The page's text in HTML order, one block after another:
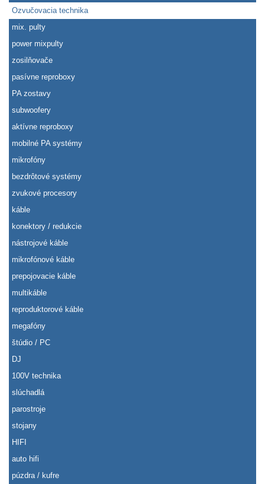
Ozvučovacia technika
mix. pulty
power mixpulty
zosilňovače
pasívne reproboxy
PA zostavy
subwoofery
aktívne reproboxy
mobilné PA systémy
mikrofóny
bezdrôtové systémy
zvukové procesory
káble
konektory / redukcie
nástrojové káble
mikrofónové káble
prepojovacie káble
multikáble
reproduktorové káble
megafóny
štúdio / PC
DJ
100V technika
slúchadlá
parostroje
stojany
HIFI
auto hifi
púzdra / kufre